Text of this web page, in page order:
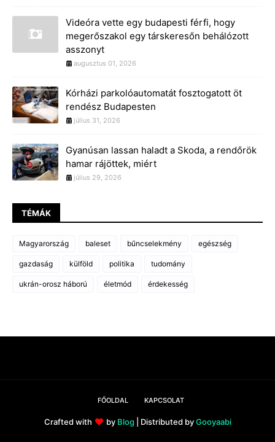
Videóra vette egy budapesti férfi, hogy
megerőszakol egy társkeresőn behálózott
asszonyt
augusztus 01, 2026
Kórházi parkolóautomatát fosztogatott öt
rendész Budapesten
július 31, 2026
Gyanúsan lassan haladt a Skoda, a rendőrök
hamar rájöttek, miért
július 29, 2026
TÉMÁK
Magyarország baleset bűncselekmény egészség
gazdaság külföld politika tudomány
ukrán-orosz háború életmód érdekesség
FŐOLDAL KAPCSOLAT
Crafted with by Blog| Distributed byGooyaabi